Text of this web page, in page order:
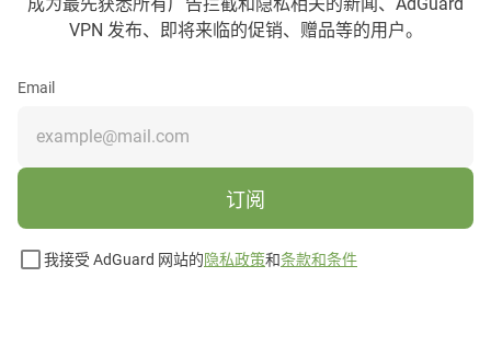
VPN 发布、即将来临的促销、赠品等的用户。
Email
订阅
我接受 AdGuard 网站的隐私政策和条款和条件